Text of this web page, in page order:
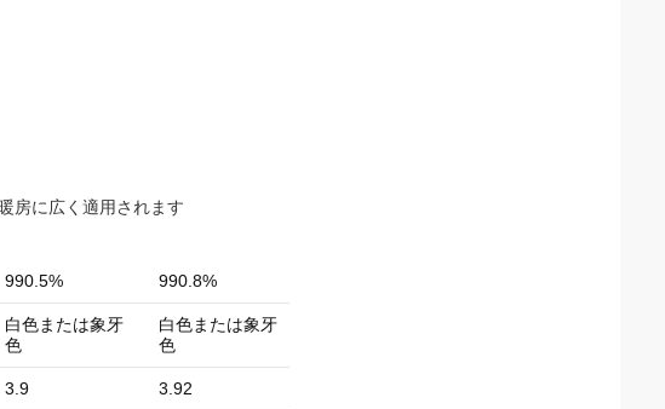
房に広く適用されます
990.5% 990.8%
白色または象牙
色
白色または象牙
色
3.9 3.92